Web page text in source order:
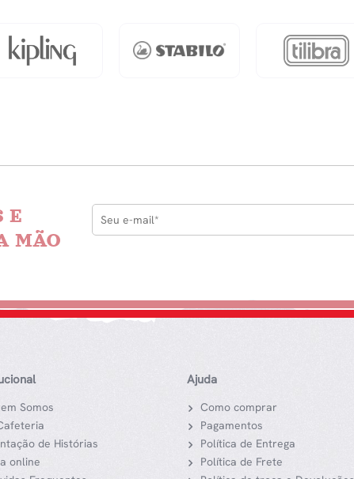
E
MÃO
Somos
de Histórias
online
Ajuda
Como comprar
Pagamentos
Política de Entrega
Política de Frete